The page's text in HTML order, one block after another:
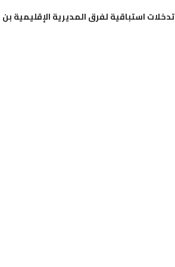
تدخلات استباقية لفرق المديرية الإقليمية بن